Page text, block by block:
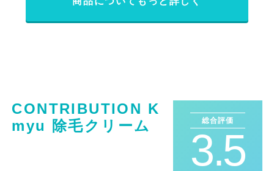
CONTRIBUTION K
myu 除毛クリーム
総合評価
3.5